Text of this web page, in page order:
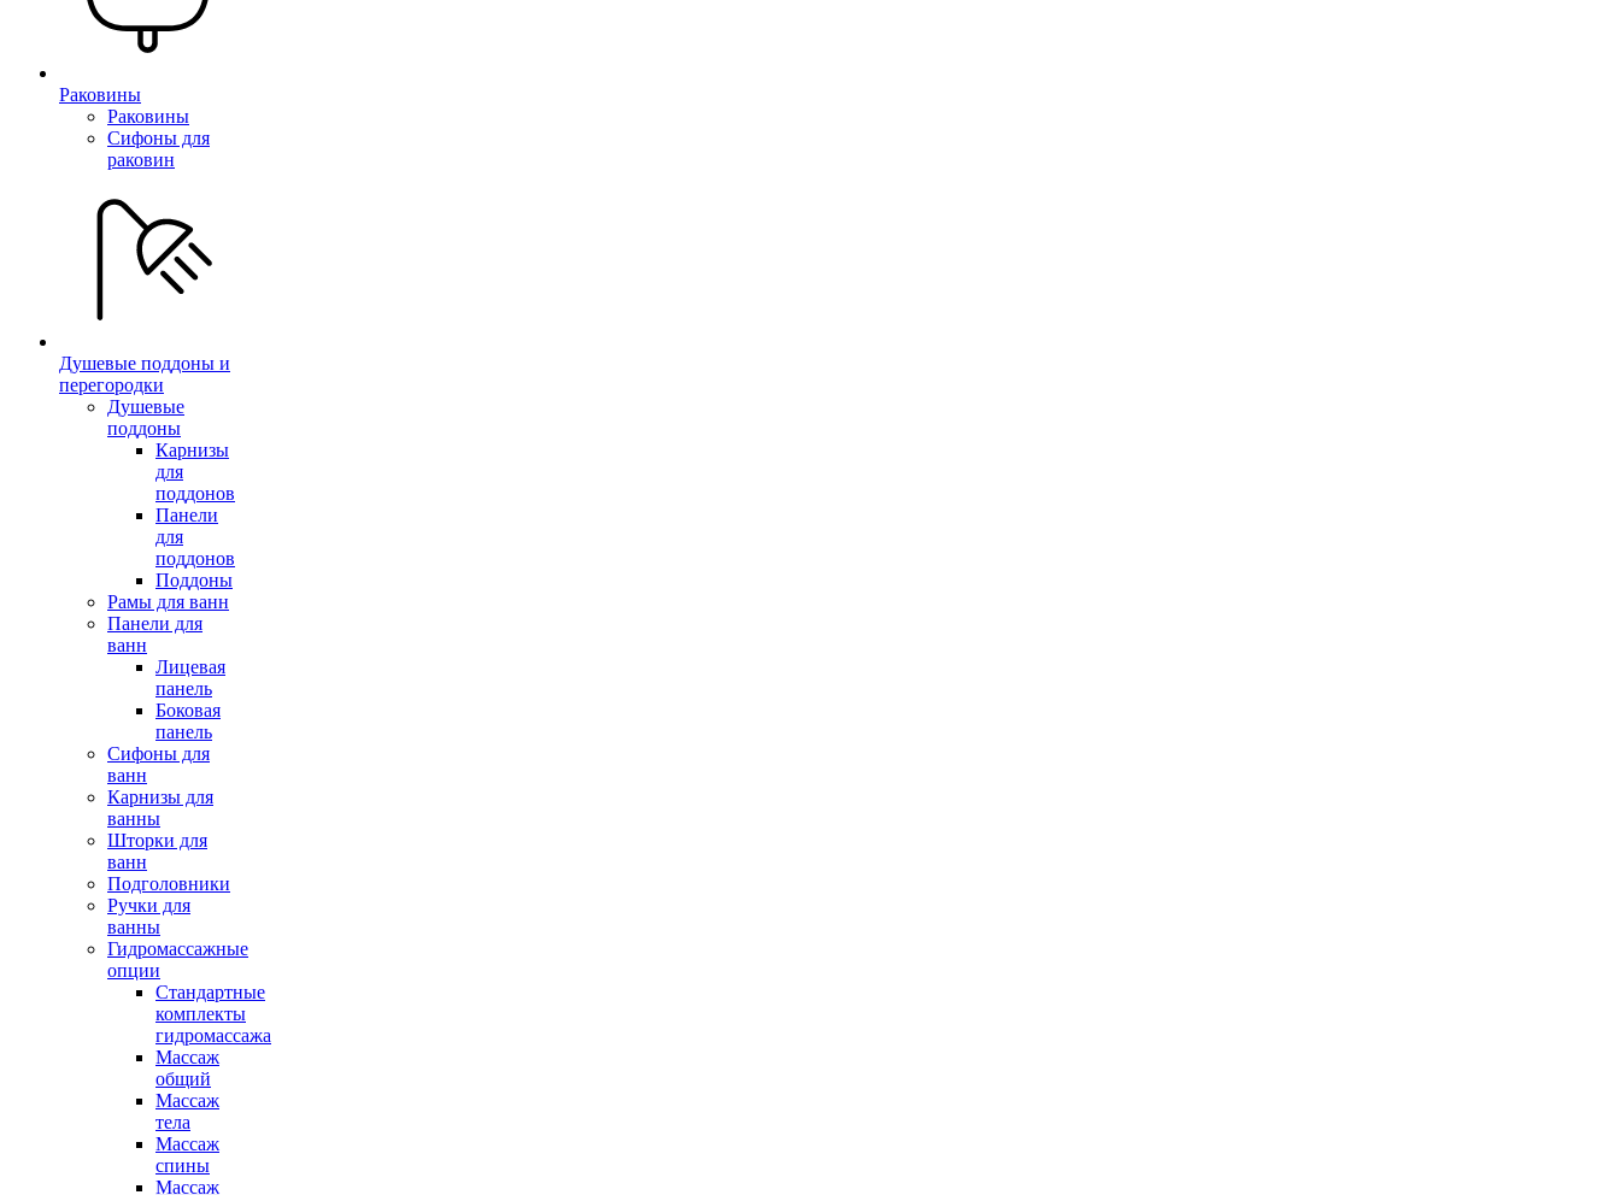
Раковины
Раковины
Сифоны для
раковин
Душевые поддоны и
перегородки
Душевые
поддоны
Карнизы
для
поддонов
Панели
для
поддонов
Поддоны
Рамы для ванн
Панели для
ванн
Лицевая
панель
Боковая
панель
Сифоны для
ванн
Карнизы для
ванны
Шторки для
ванн
Подголовники
Ручки для
ванны
Гидромассажные
опции
Стандартные
комплекты
гидромассажа
Массаж
общий
Массаж
тела
Массаж
спины
Массаж